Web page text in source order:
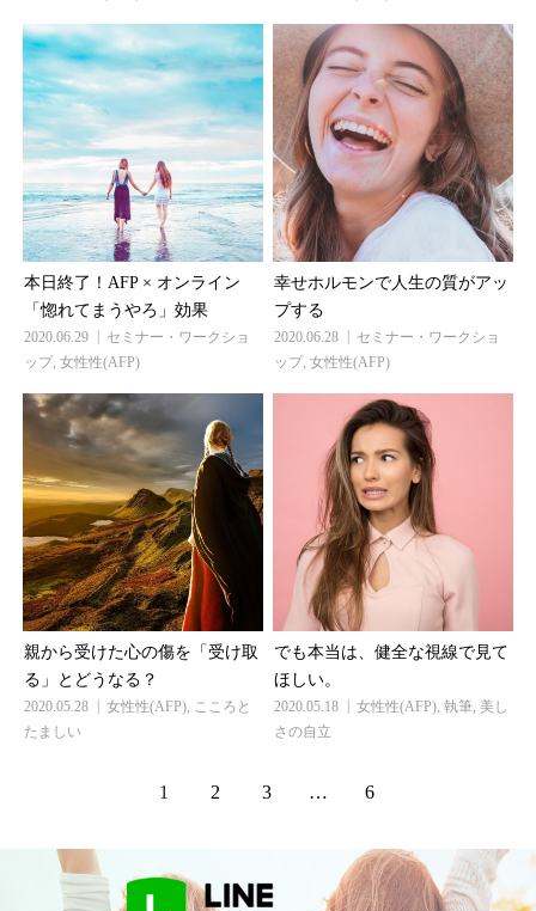
本日終了！AFP × オンライン
「惚れてまうやろ」効果
2020.06.29
セミナー・ワークショ
ップ, 女性性(AFP)
幸せホルモンで人生の質がアッ
プする
2020.06.28
セミナー・ワークショ
ップ, 女性性(AFP)
親から受けた心の傷を「受け取
る」とどうなる？
2020.05.28 女性性(AFP), こころと
たましい
でも本当は、健全な視線で見て
ほしい。
2020.05.18 女性性(AFP), 執筆, 美し
さの自立
1 2 3 … 6